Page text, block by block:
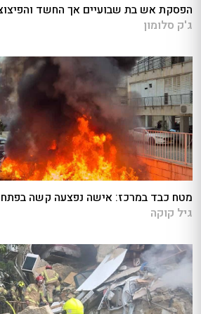
הפסקת אש בת שבועיים אך החשד
ג'ק סלומון
מטח כבד במרכז: אישה נפצעה קשה בפתח
גיל קוקה